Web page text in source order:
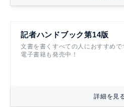
記者ハンドブック第14版
文書を書くすべての人におすすめで
電子書籍も発売中！
詳細を見